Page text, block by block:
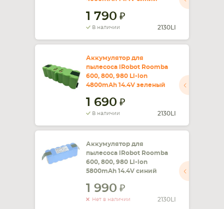
1 790
В наличии 2130LI
Аккумулятор для
пылесоса iRobot Roomba
600, 800, 980 Li-ion
4800mAh 14.4V зеленый
1 690
В наличии 2130LI
Аккумулятор для
пылесоса iRobot Roomba
600, 800, 980 Li-ion
5800mAh 14.4V синий
1 990
Нет в наличии 2130LI